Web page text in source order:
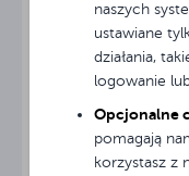
naszych
ustawiane
działania,
logowanie
Opcjonalne
pomagają
korzystasz z